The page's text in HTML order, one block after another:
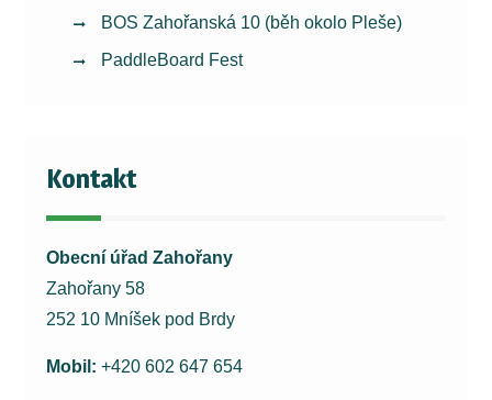
BOS Zahořanská 10 (běh okolo Pleše)
PaddleBoard Fest
Kontakt
Obecní úřad Zahořany
Zahořany 58
252 10 Mníšek pod Brdy
Mobil: +420 602 647 654